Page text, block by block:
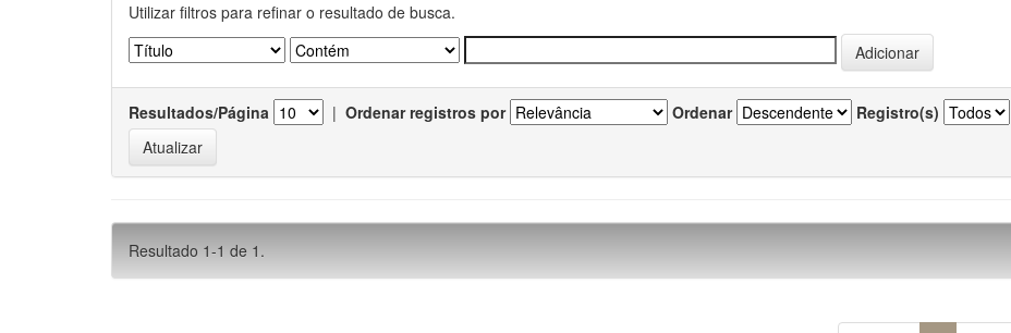
Utilizar filtros para refinar o resultado de busca.
Resultados/Página | Ordenar registros por Ordenar Registro(s)
Resultado 1-1 de 1.